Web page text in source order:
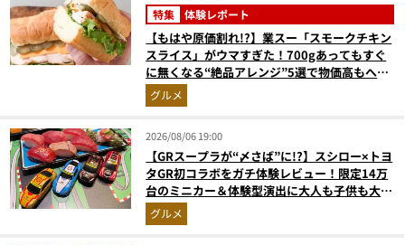
特集 体験レポート
【もはや原価割れ!?】業スー「スモークチキン
スライス」がウマすぎた！700gあってもすぐ
に無くなる“絶品アレンジ”5選で物価高もへっ
ちゃら
グルメ
2026/08/06 19:00
【GRスープラが“〆さば”に!?】スシロー×トヨ
タGR初コラボをガチ体験レビュー！限定14万
台のミニカー＆体験型演出に大人も子供も大興
奮間違いなし
グルメ